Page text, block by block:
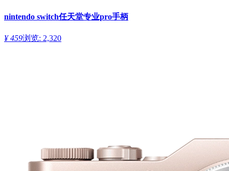
nintendo switch任天堂专业pro手柄
¥ 459浏览: 2,320